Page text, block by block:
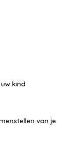
kind
van je